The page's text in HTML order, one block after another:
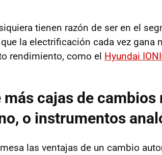
tienen razón de ser en el
la electrificación cada vez gana
rendimiento, como el Hyundai
más cajas de cambios
o instrumentos
las ventajas de un cambio